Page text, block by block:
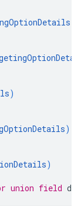
)
)
)
union field